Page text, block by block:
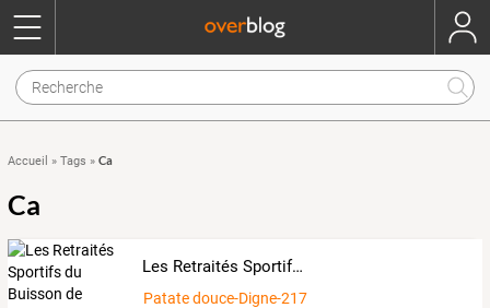
Accueil » Tags » Ca
Ca
Les Retraités Sportifs du Buisson de Cadouin
Patate douce-Digne-2171953